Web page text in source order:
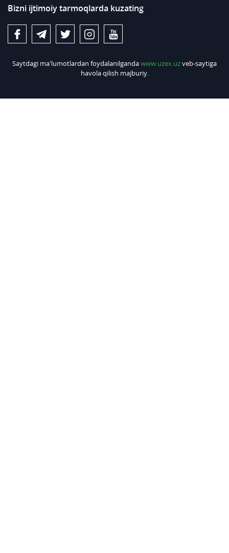
Bizni ijtimoiy tarmoqlarda kuzating
Saytdagi ma'lumotlardan foydalanilgandawww.uzex.uzveb-saytiga
havola qilish majburiy.